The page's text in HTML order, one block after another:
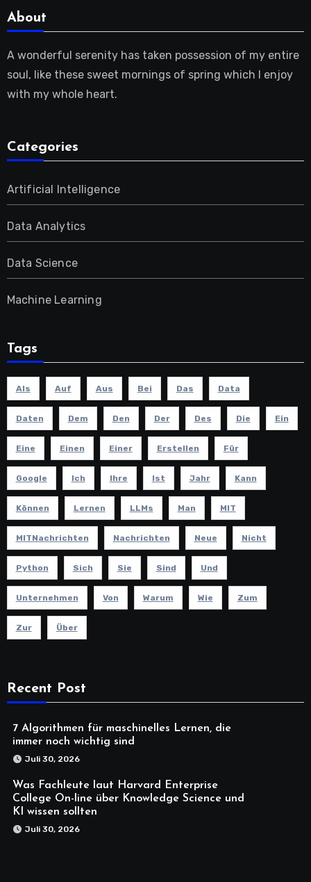
About
A wonderful serenity has taken possession of my entire
soul, like these sweet mornings of spring which I enjoy
with my whole heart.
Categories
Artificial Intelligence
Data Analytics
Data Science
Machine Learning
Tags
Als Auf Aus Bei Das Data
Daten Dem Den Der Des Die Ein
Eine Einen Einer Erstellen Für
Google Ich Ihre Ist Jahr Kann
Können Lernen LLMs Man MIT
MITNachrichten Nachrichten Neue Nicht
Python Sich Sie Sind Und
Unternehmen Von Warum Wie Zum
Zur Über
Recent Post
7 Algorithmen für maschinelles Lernen, die
immer noch wichtig sind
Juli 30, 2026
Was Fachleute laut Harvard Enterprise
College On-line über Knowledge Science und
KI wissen sollten
Juli 30, 2026